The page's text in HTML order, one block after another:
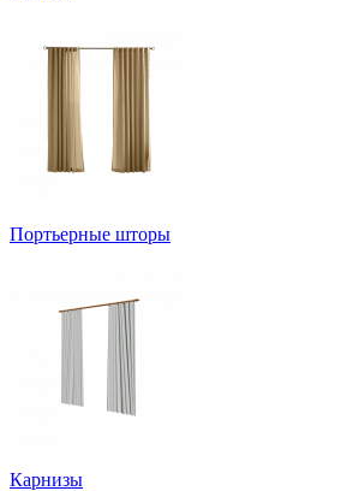
Портьерные шторы
Карнизы